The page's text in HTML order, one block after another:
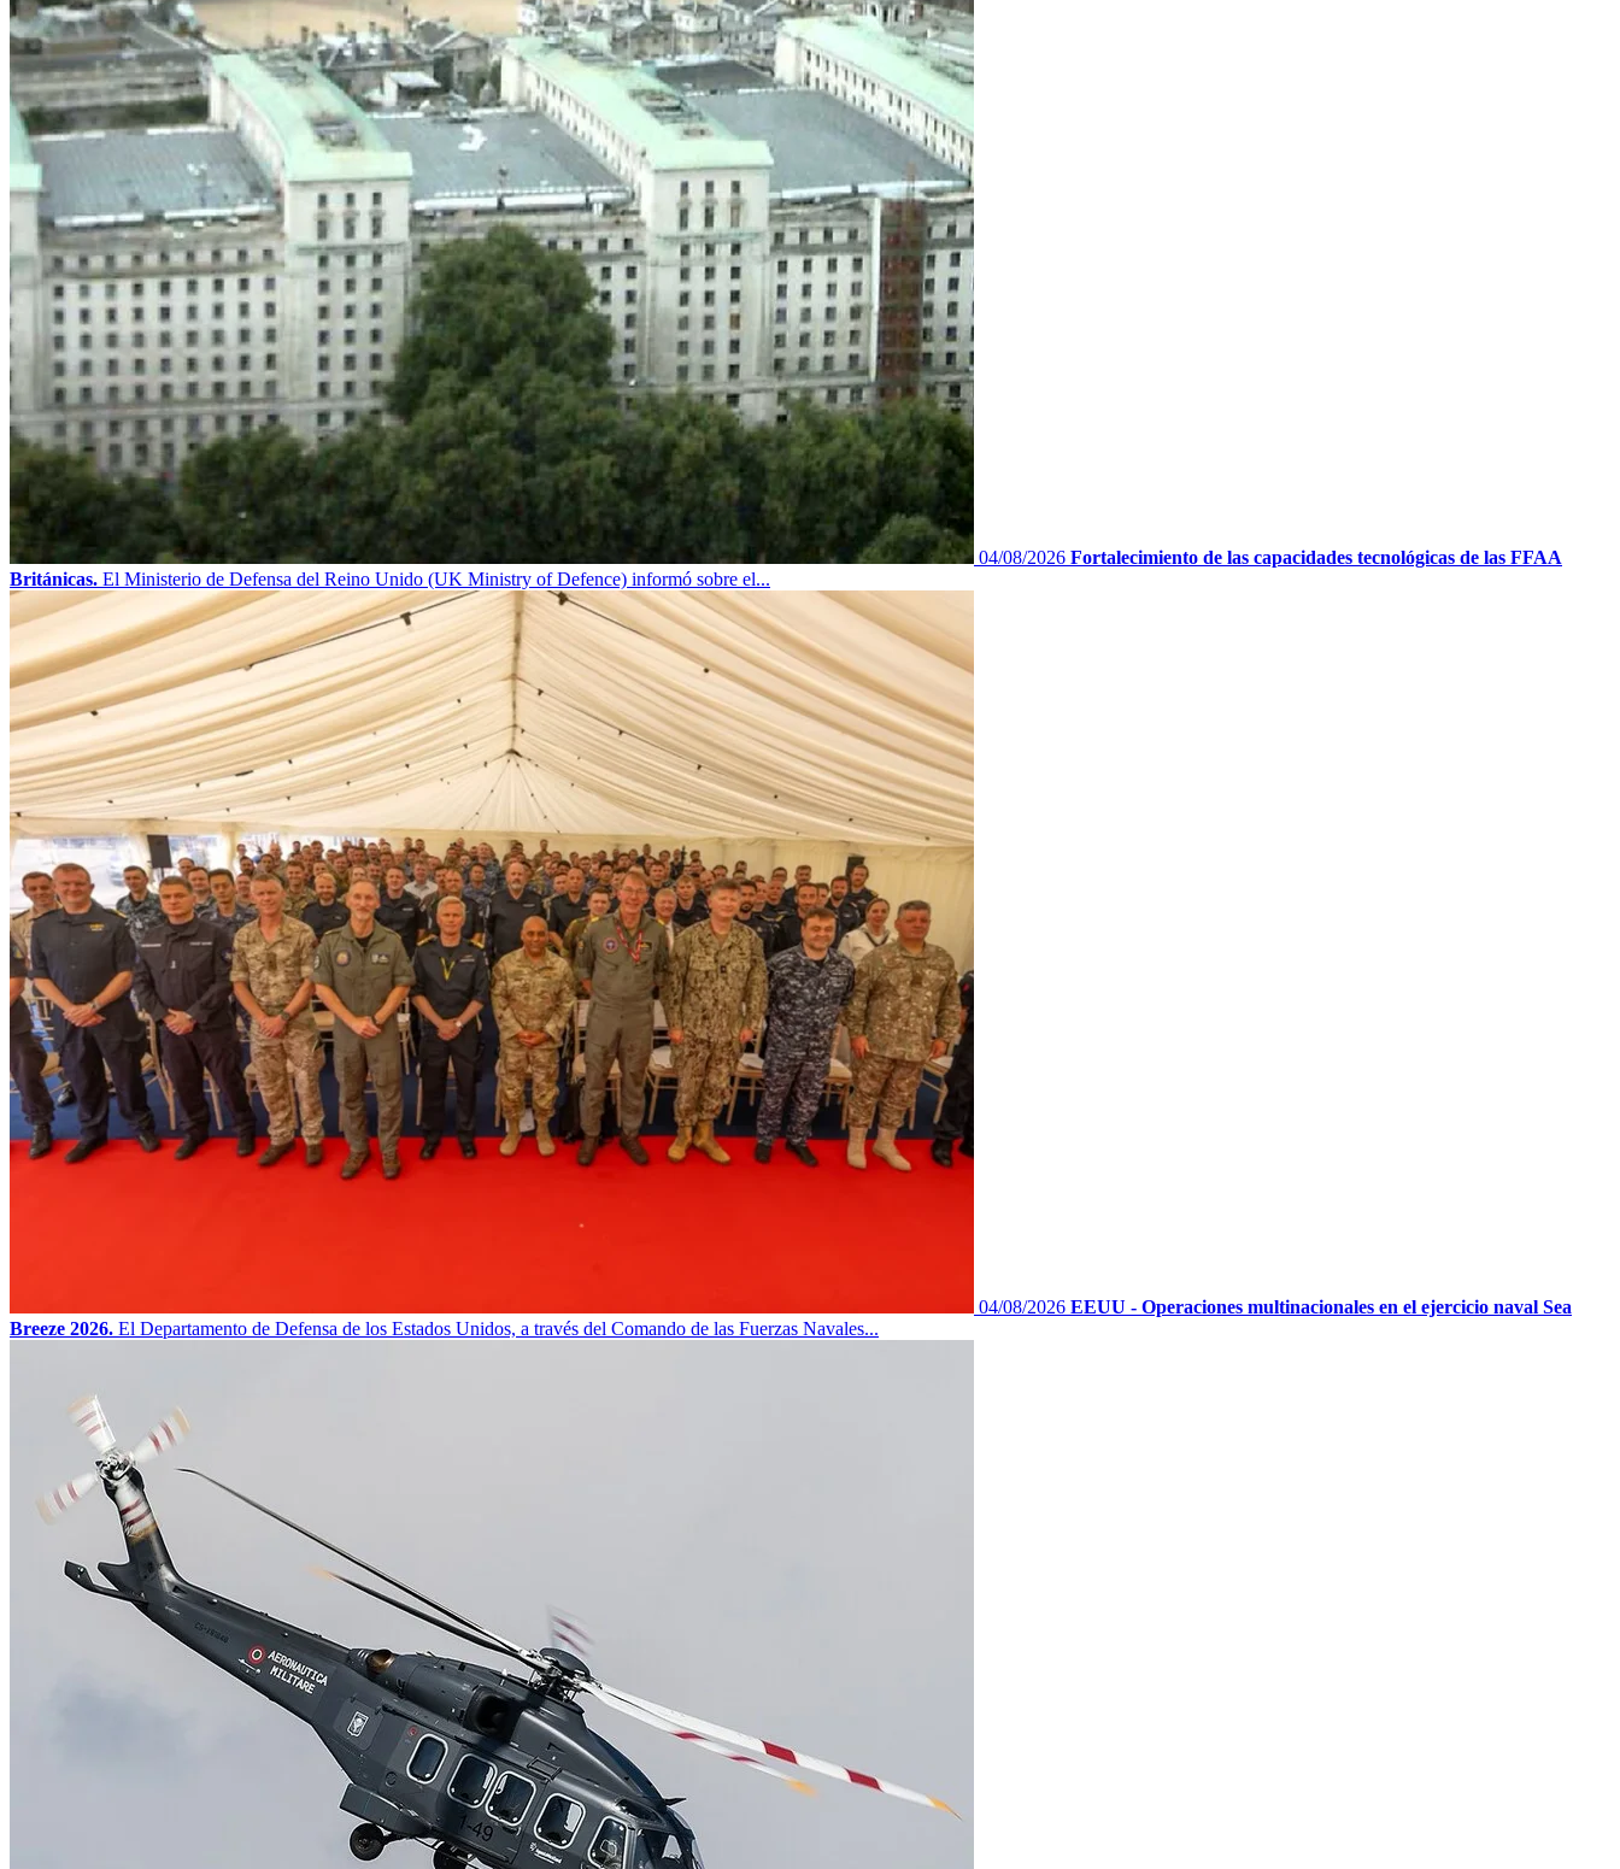
04/08/2026 Fortalecimiento de las capacidades tecnológicas de las FFAA
Británicas. El Ministerio de Defensa del Reino Unido (UK Ministry of Defence) informó sobre el...
04/08/2026 EEUU - Operaciones multinacionales en el ejercicio naval Sea
Breeze 2026. El Departamento de Defensa de los Estados Unidos, a través del Comando de las Fuerzas Navales...